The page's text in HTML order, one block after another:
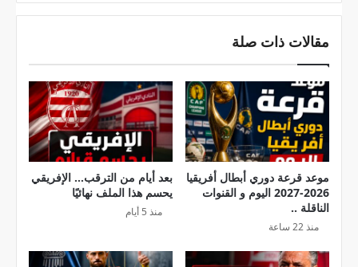
المصدر الرسمي من Goal
تحليل من SB Nation
المصدر:tunimedia.tn/ar– جميع الحقوق محفوظة © 2025
ن
0
ي
ت
ا
ل
ع
و
ت
ا
ل
ع
مقالات ذات صلة
موعد قرعة دوري أبطال أفريقيا
2026-2027 اليوم و القنوات
الناقلة ..
منذ 22 ساعة
بعد أيام من الترقب… الإفريقي
يحسم هذا الملف نهائيًا
منذ 5 أيام